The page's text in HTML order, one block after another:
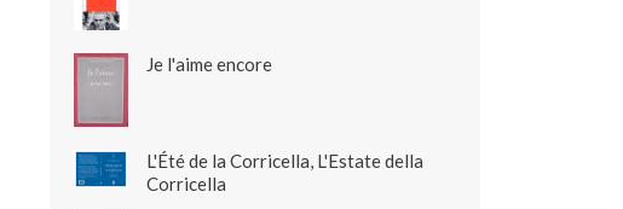
Je l'aime encore
L'Été de la Corricella, L'Estate della
Corricella